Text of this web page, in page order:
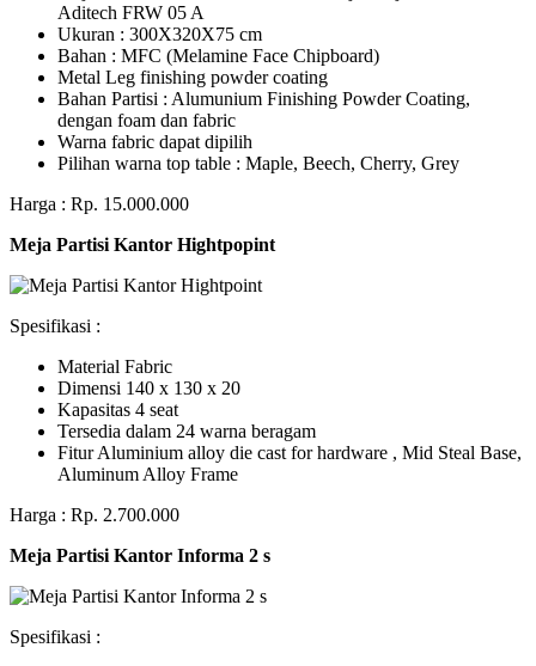
Aditech FRW 05 A
Ukuran : 300X320X75 cm
Bahan : MFC (Melamine Face Chipboard)
Metal Leg finishing powder coating
Bahan Partisi : Alumunium Finishing Powder Coating,
dengan foam dan fabric
Warna fabric dapat dipilih
Pilihan warna top table : Maple, Beech, Cherry, Grey
Harga : Rp. 15.000.000
Meja Partisi Kantor Hightpopint
Spesifikasi :
Material Fabric
Dimensi 140 x 130 x 20
Kapasitas 4 seat
Tersedia dalam 24 warna beragam
Fitur Aluminium alloy die cast for hardware , Mid Steal Base,
Aluminum Alloy Frame
Harga : Rp. 2.700.000
Meja Partisi Kantor Informa 2 s
Spesifikasi :